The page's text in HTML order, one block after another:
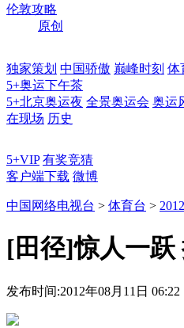
伦敦攻略
原创
独家策划 中国骄傲 巅峰时刻 体
5+奥运下午茶
5+北京奥运夜 全景奥运会 奥运
在现场 历史
5+VIP 有奖竞猜
客户端下载 微博
中国网络电视台 > 体育台 >
[田径]惊人一跃
发布时间:2012年08月11日 06:22 |